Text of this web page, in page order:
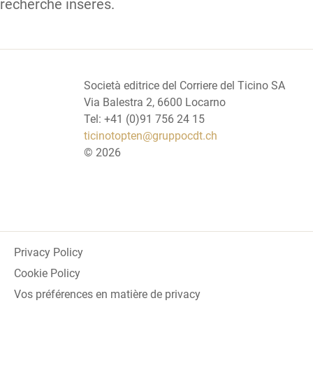
recherche insérés.
Società editrice del Corriere del Ticino SA
Via Balestra 2, 6600 Locarno
Tel: +41 (0)91 756 24 15
ticinotopten@gruppocdt.ch
© 2026
Privacy Policy
Cookie Policy
Vos préférences en matière de privacy